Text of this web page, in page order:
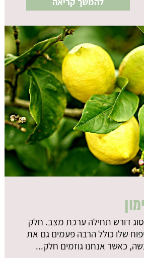
סוג דורש תחילה ערכת מצב. חלק
שלו כולל הרבה פעמים גם את
כאשר אנחנו גוזמים חלק...